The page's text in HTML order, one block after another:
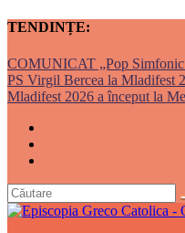
TENDINȚE:
COMUNICAT „Pop Simfonic
PS Virgil Bercea la Mladifest
Mladifest 2026 a început la